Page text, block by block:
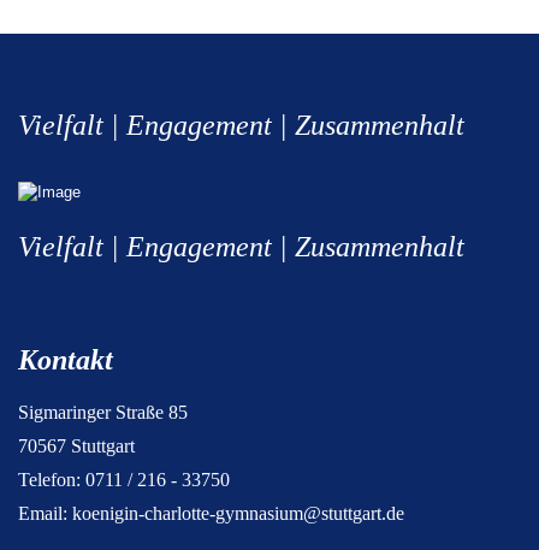
Vielfalt | Engagement | Zusammenhalt
Vielfalt | Engagement | Zusammenhalt
Kontakt
Sigmaringer Straße 85
70567 Stuttgart
Telefon: 0711 / 216 - 33750
Email: koenigin-charlotte-gymnasium@stuttgart.de